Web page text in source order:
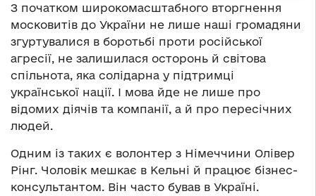
З початком широкомасштабного вторгнення
московитів до України не лише наші громадяни
згуртувалися в боротьбі проти російської
агресії, не залишилася осторонь й світова
спільнота, яка солідарна у підтримці
української нації. І мова йде не лише про
відомих діячів та компанії, а й про пересічних
людей.
Одним із таких є волонтер з Німеччини Олівер
Рінг. Чоловік мешкає в Кельні й працює бізнес-
консультантом. Він часто бував в Україні.